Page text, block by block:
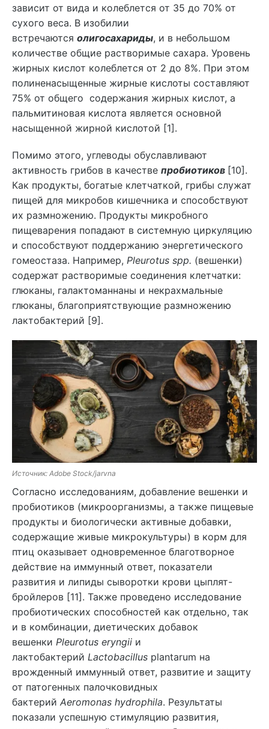
зависит от вида и колеблется от 35 до 70% от
сухого веса. В изобилии
встречаются олигосахариды, и в небольшом
количестве общие растворимые сахара. Уровень
жирных кислот колеблется от 2 до 8%. При этом
полиненасыщенные жирные кислоты составляют
75% от общего содержания жирных кислот, а
пальмитиновая кислота является основной
насыщенной жирной кислотой [1].
Помимо этого, углеводы обуславливают
активность грибов в качестве пробиотиков [10].
Как продукты, богатые клетчаткой, грибы служат
пищей для микробов кишечника и способствуют
их размножению. Продукты микробного
пищеварения попадают в системную циркуляцию
и способствуют поддержанию энергетического
гомеостаза. Например, Pleurotus spp. (вешенки)
содержат растворимые соединения клетчатки:
глюканы, галактоманнаны и некрахмальные
глюканы, благоприятствующие размножению
лактобактерий [9].
Источник: Adobe Stock/jarvna
Согласно исследованиям, добавление вешенки и
пробиотиков (микроорганизмы, а также пищевые
продукты и биологически активные добавки,
содержащие живые микрокультуры) в корм для
птиц оказывает одновременное благотворное
действие на иммунный ответ, показатели
развития и липиды сыворотки крови цыплят-
бройлеров [11]. Также проведено исследование
пробиотических способностей как отдельно, так
и в комбинации, диетических добавок
вешенки Pleurotus eryngii и
лактобактерий Lactobacillus plantarum на
врожденный иммунный ответ, развитие и защиту
от патогенных палочковидных
бактерий Aeromonas hydrophila. Результаты
показали успешную стимуляцию развития,